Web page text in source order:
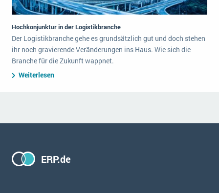
Hochkonjunktur in der Logistikbranche
Der Logistikbranche gehe es grundsätzlich gut und doch stehen
ihr noch gravierende Veränderungen ins Haus. Wie sich die
Branche für die Zukunft wappnet.
Weiterlesen
ERP.de